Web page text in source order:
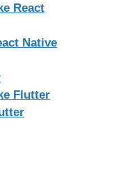
React
Native
Flutter